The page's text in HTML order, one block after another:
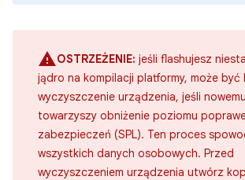
OSTRZEŻENIE: jeśli flashujesz
jądro na kompilacji platformy, może być
wyczyszczenie urządzenia, jeśli
towarzyszy obniżenie poziomu
zabezpieczeń (SPL). Ten proces
wszystkich danych osobowych. Przed
wyczyszczeniem urządzenia utwórz